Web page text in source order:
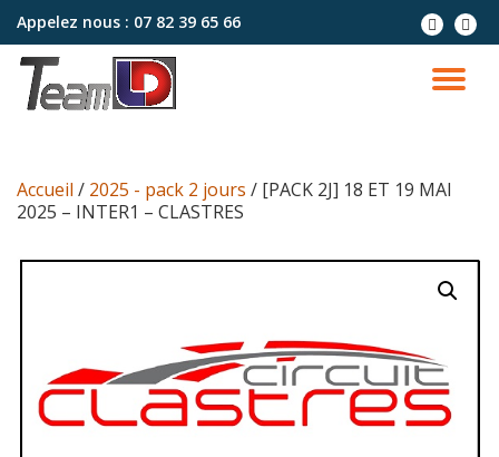
Aller
contenu
Appelez nous : 07 82 39 65 66
Accueil / 2025 - pack 2 jours / [PACK 2J] 18 ET 19 MAI
2025 – INTER1 – CLASTRES